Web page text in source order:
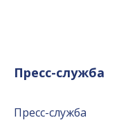
Пресс-служба
Пресс-служба